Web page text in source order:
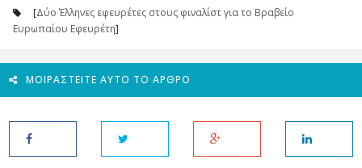
[Δύο Έλληνες εφευρέτες στους φιναλίστ για το Βραβείο
Ευρωπαίου Εφευρέτη]
ΜΟΙΡΑΣΤΕΊΤΕ ΑΥΤΌ ΤΟ ΆΡΘΡΟ